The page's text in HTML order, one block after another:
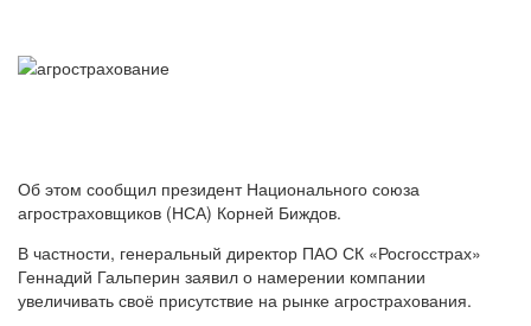
Об этом сообщил президент Национального союза
агростраховщиков (НСА) Корней Биждов.
В частности, генеральный директор ПАО СК «Росгосстрах»
Геннадий Гальперин заявил о намерении компании
увеличивать своё присутствие на рынке агрострахования.